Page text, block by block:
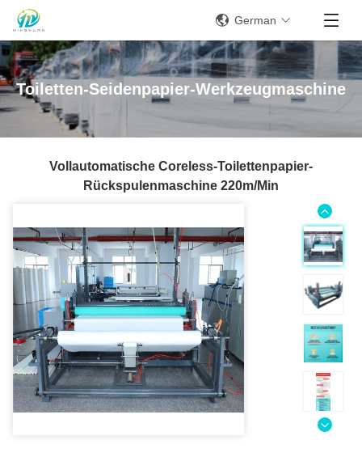
German
Toiletten-Seidenpapier-Werkzeugmaschine
Vollautomatische Coreless-Toilettenpapier-
Rückspulenmaschine 220m/min